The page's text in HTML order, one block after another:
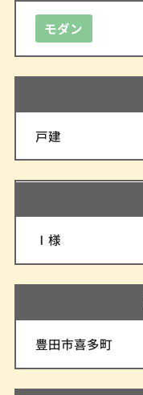
モダン
戸建
Ⅰ様
豊田市喜多町